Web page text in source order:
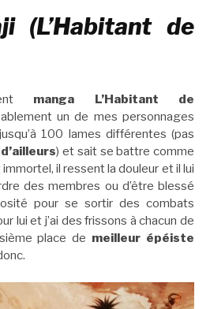
(L’Habitant de
manga L’Habitant de
un de mes personnages
100 lames différentes (pas
) et sait se battre comme
il ressent la douleur et il lui
des membres ou d’être blessé
pour se sortir des combats
lui et j’ai des frissons à chacun de
place de meilleur épéiste